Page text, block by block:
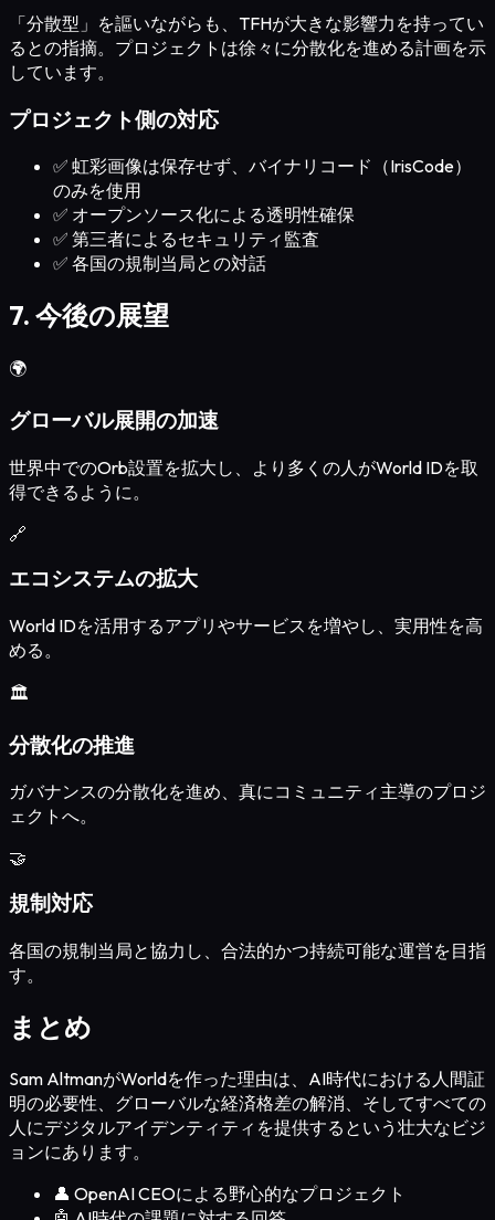
「分散型」を謳いながらも、TFHが大きな影響力を持ってい
るとの指摘。プロジェクトは徐々に分散化を進める計画を示
しています。
プロジェクト側の対応
✅ 虹彩画像は保存せず、バイナリコード（IrisCode）
のみを使用
✅ オープンソース化による透明性確保
✅ 第三者によるセキュリティ監査
✅ 各国の規制当局との対話
7. 今後の展望
🌍
グローバル展開の加速
世界中でのOrb設置を拡大し、より多くの人がWorld IDを取
得できるように。
🔗
エコシステムの拡大
World IDを活用するアプリやサービスを増やし、実用性を高
める。
🏛️
分散化の推進
ガバナンスの分散化を進め、真にコミュニティ主導のプロジ
ェクトへ。
🤝
規制対応
各国の規制当局と協力し、合法的かつ持続可能な運営を目指
す。
まとめ
Sam AltmanがWorldを作った理由は、AI時代における人間証
明の必要性、グローバルな経済格差の解消、そしてすべての
人にデジタルアイデンティティを提供するという壮大なビジ
ョンにあります。
👤 OpenAI CEOによる野心的なプロジェクト